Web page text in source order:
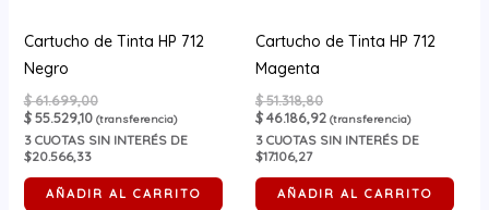
Cartucho de Tinta HP 712
Negro
$61.699,00
$55.529,10 (transferencia)
3CUOTAS SIN INTERÉS DE
$20.566,33
AÑADIR AL CARRITO
Cartucho de Tinta HP 712
Magenta
$51.318,80
$46.186,92 (transferencia)
3 CUOTAS SIN INTERÉS DE
$17.106,27
AÑADIR AL CARRITO